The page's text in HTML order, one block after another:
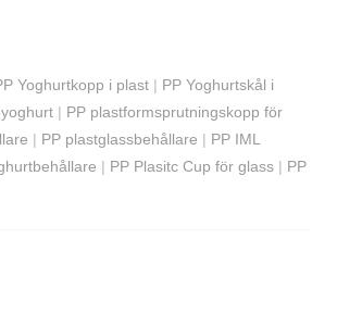
Yoghurtkopp i plast | PP Yoghurtskål i
| PP plastformsprutningskopp för
| PP plastglassbehållare | PP IML
| PP Plasitc Cup för glass | PP